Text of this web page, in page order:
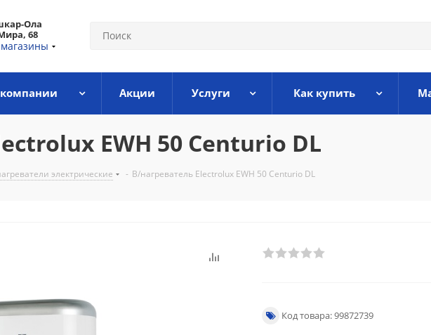
Ола
68
Акции Услуги Как купить
EWH 50 Centurio DL
электрические - В/нагреватель Electrolux EWH 50 Centurio DL
Код товара: 99872739